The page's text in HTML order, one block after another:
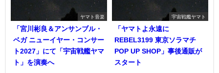
ヤマト音楽
「宮川彬良＆アンサンブル・
ベガ ニューイヤー・コンサー
ト2027」にて「宇宙戦艦ヤマ
ト」を演奏へ
宇宙戦艦ヤマト
「ヤマトよ永遠に
REBEL3199 東京ソラマチ
POP UP SHOP」事後通販が
スタート